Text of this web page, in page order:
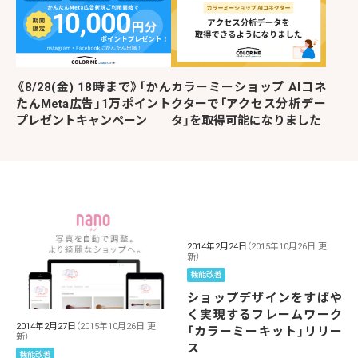
《8/28(金) 18時まで》「かん
たんMeta広告」1万ポイント
プレゼントキャンペーン
カラーミーショップ AIコネ
クターで「アクセス分析デー
タ」を取得可能になりました
2014年2月27日 （2015年10月26日 更
新）
機能改善
2014年2月24日 （2015年10月26日 更
新）
機能改善
ショップデザインをすばや
く実現するフレームワーク
「カラーミーキット」リリー
ス